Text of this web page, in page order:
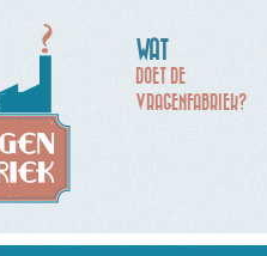
WAT
DOET DE
VRAGENFABRIEK?